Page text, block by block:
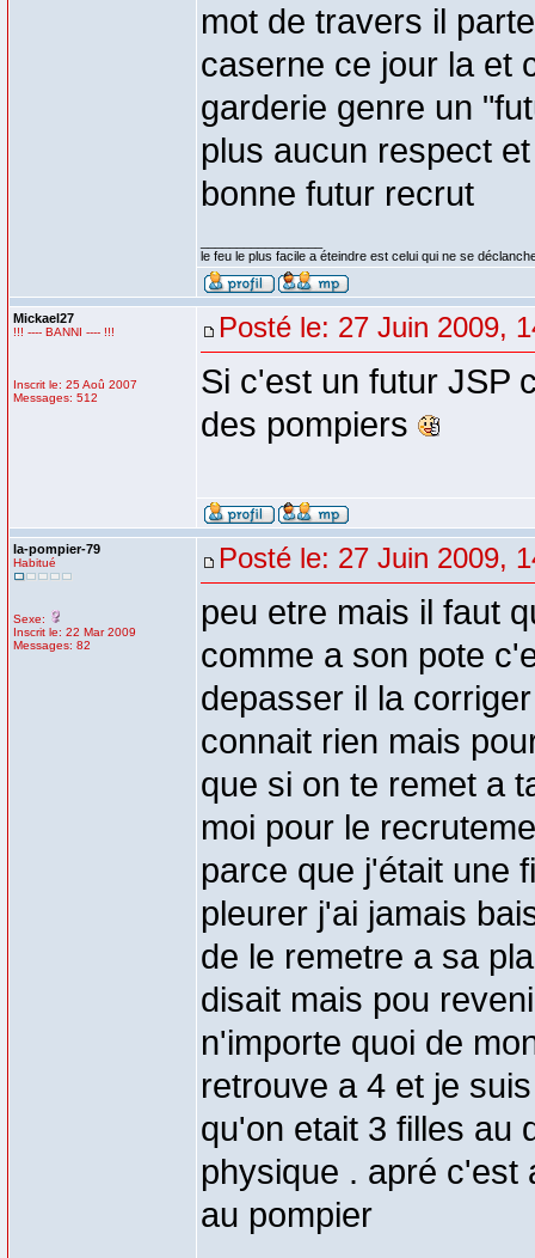
mot de travers il
caserne ce jour la et
garderie genre un
plus aucun respect
bonne futur recrut
le feu le plus facile a éteindre est celui qui ne se
Mickael27
!!! ---- BANNI ---- !!!
Inscrit le: 25 Aoû 2007
Messages: 512
Posté le: 27 Juin 2009,
Si c'est un futur JSP
des pompiers
la-pompier-79
Habitué
Sexe:
Inscrit le: 22 Mar 2009
Messages: 82
Posté le: 27 Juin 2009,
peu etre mais il faut
comme a son pote
depasser il la
connait rien mais
que si on te remet a
moi pour le
parce que j'était une
pleurer j'ai jamais
de le remetre a sa
disait mais pou
n'importe quoi de
retrouve a 4 et je
qu'on etait 3 filles au
physique . apré c'est
au pompier